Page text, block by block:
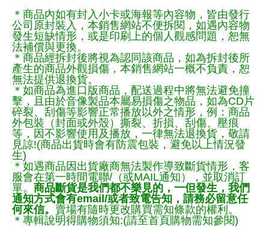
＊商品內如有封入小卡或海報等內容物，皆由發行
公司原封裝入，本銷售網站不便拆閱，如遇內容物
發生短缺情形，或是印刷上的個人觀感問題，恕無
法補償與更換。
＊商品經拆封後將視為認同該商品，如為拆封後所
產生的商品外觀損傷，本銷售網站一概不負責，恕
無法提供退換貨。
＊如商品為進口版商品，配送過程中將無法避免撞
擊，且由於音像製品本屬易損傷之物品，如為CD片
碎裂、刮傷等影響正常播放以外之情形，例：商品
外包裝（封面或外殼）撕裂、折損、刮傷、壓痕
等，因不影響使用及播放，一律無法退換貨，敬請
見諒!(商品出貨時會有防震包裝，避免以上情況發
生)
＊如遇商品因出貨廠商無法製作導致斷貨情形，客
服會在第一時間電聯/（或MAIL通知），並取消訂
單。 商品斷貨是我們都不樂見的，一但發生，我們
通知方式會有email/或者致電告知，請務必留意任
何來信。 賣場有隨時更改購買需知條款的權利。
＊專輯說明得購物須知:(請至首頁購物需知參閱)